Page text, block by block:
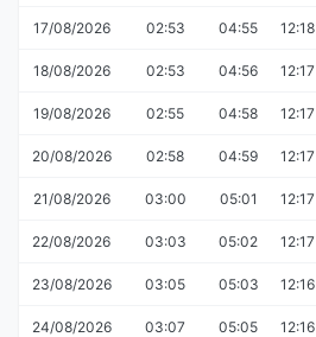
17/08/2026 02:53 04:55 12:18
18/08/2026 02:53 04:56 12:17
19/08/2026 02:55 04:58 12:17
20/08/2026 02:58 04:59 12:17
21/08/2026 03:00 05:01 12:17
22/08/2026 03:03 05:02 12:17
23/08/2026 03:05 05:03 12:16
24/08/2026 03:07 05:05 12:16